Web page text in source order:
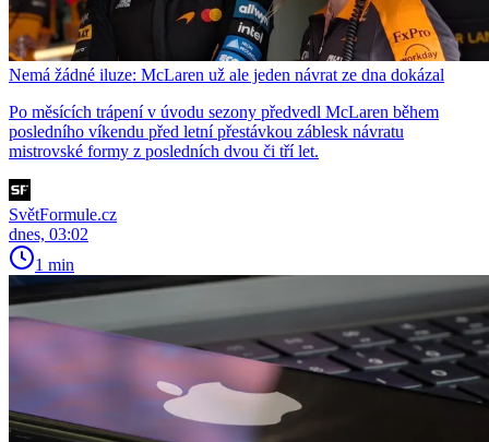
Nemá žádné iluze: McLaren už ale jeden návrat ze dna dokázal
Po měsících trápení v úvodu sezony předvedl McLaren během
posledního víkendu před letní přestávkou záblesk návratu
mistrovské formy z posledních dvou či tří let.
SvětFormule.cz
dnes, 03:02
1 min